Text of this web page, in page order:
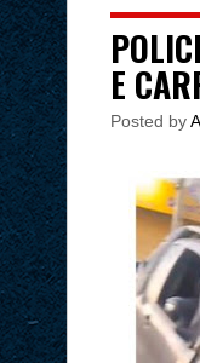
E
Posted by